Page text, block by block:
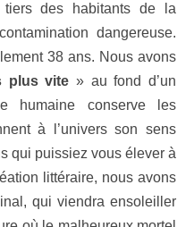
des habitants de la
dangereuse.
38 ans. Nous avons
plus vite » au fond d’un
humaine conserve les
à l’univers son sens
qui puissiez vous élever à
littéraire, nous avons
qui viendra ensoleiller